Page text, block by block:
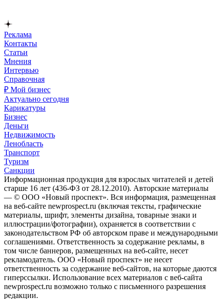
Реклама
Контакты
Статьи
Мнения
Интервью
Справочная
₽ Мой бизнес
Актуально сегодня
Карикатуры
Бизнес
Деньги
Недвижимость
Ленобласть
Транспорт
Туризм
Санкции
Информационная продукция для взрослых читателей и детей
старше 16 лет (436-ФЗ от 28.12.2010). Авторские материалы
— © ООО «Новый проспект». Вся информация, размещенная
на веб-сайте newprospect.ru (включая тексты, графические
материалы, шрифт, элементы дизайна, товарные знаки и
иллюстрации/фотографии), охраняется в соответствии с
законодательством РФ об авторском праве и международными
соглашениями. Ответственность за содержание рекламы, в
том числе баннеров, размещенных на веб-сайте, несет
рекламодатель. ООО «Новый проспект» не несет
ответственность за содержание веб-сайтов, на которые даются
гиперссылки. Использование всех материалов с веб-сайта
newprospect.ru возможно только с письменного разрешения
редакции.